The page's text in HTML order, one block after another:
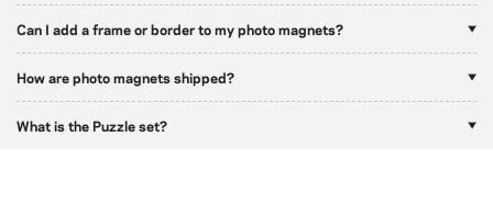
Can I add a frame or border to my photo magnets?
How are photo magnets shipped?
What is the Puzzle set?